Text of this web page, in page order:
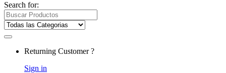
Search for:
Returning Customer ?
Sign in